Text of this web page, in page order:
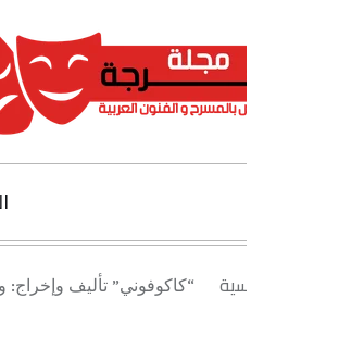
“كاكوفوني” تأليف وإخراج: وليد القصوري